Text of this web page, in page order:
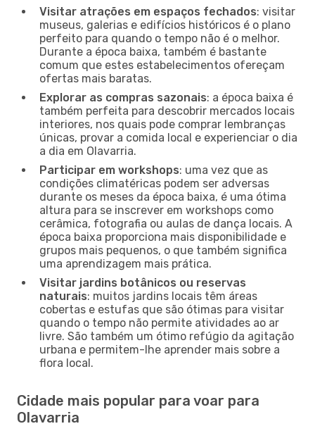
Visitar atrações em espaços fechados: visitar
museus, galerias e edifícios históricos é o plano
perfeito para quando o tempo não é o melhor.
Durante a época baixa, também é bastante
comum que estes estabelecimentos ofereçam
ofertas mais baratas.
Explorar as compras sazonais: a época baixa é
também perfeita para descobrir mercados locais
interiores, nos quais pode comprar lembranças
únicas, provar a comida local e experienciar o dia
a dia em Olavarria.
Participar em workshops: uma vez que as
condições climatéricas podem ser adversas
durante os meses da época baixa, é uma ótima
altura para se inscrever em workshops como
cerâmica, fotografia ou aulas de dança locais. A
época baixa proporciona mais disponibilidade e
grupos mais pequenos, o que também significa
uma aprendizagem mais prática.
Visitar jardins botânicos ou reservas
naturais: muitos jardins locais têm áreas
cobertas e estufas que são ótimas para visitar
quando o tempo não permite atividades ao ar
livre. São também um ótimo refúgio da agitação
urbana e permitem-lhe aprender mais sobre a
flora local.
Cidade mais popular para voar para
Olavarria